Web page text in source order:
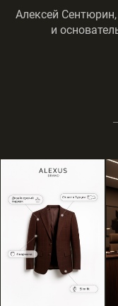
Алексей
и